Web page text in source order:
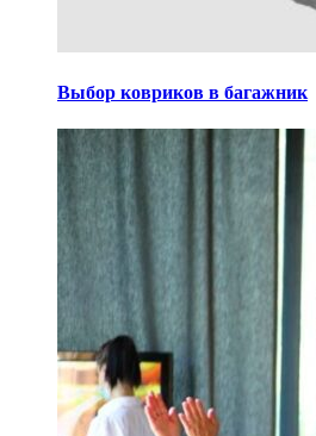
Выбор ковриков в багажник